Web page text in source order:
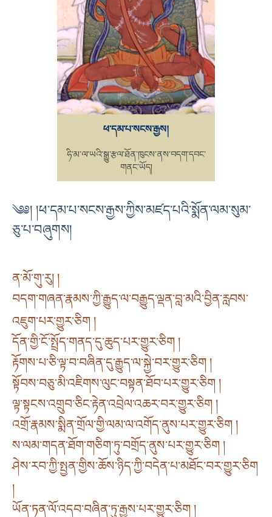
ཕ་དམ་པ་སངས་རྒྱས།
ཧི་མ་ལ་ཡའི་སྒྱུ་རྩལ་ཐོན་ཁུངས་ནས་བདག་དབང་
གནང་ཡོད།
༄༅། །ཕ་དམ་པ་སངས་རྒྱས་ཀྱིས་མཛད་པའི་སྨོན་ལམ་སུམ་
ཅུ་པ་བཞུགས།
ན་མོ་གུ་རུ། །
བདག་གཞན་རྣམས་ཀྱི་རྒྱུད་ལ་བརྒྱུད་ལྡན་བླ་མའི་བྱིན་རླབས་
འཇུག་པར་གྱུར་ཅིག །
དོན་གྱི་ངོ་སྤྲོད་གནད་དུ་ཆུད་པར་གྱུར་ཅིག །
རྟོགས་པ་ཅི་ལྟ་བ་བཞིན་དུ་རྒྱུད་ལ་སྐྱེ་བར་གྱུར་ཅིག །
སྟོབས་བཅུ་མི་འཇིགས་ལུང་བསྟན་ཐོབ་པར་གྱུར་ཅིག །
ལྟ་སྟངས་འགྲུབ་ཅིང་རྟེན་འབྲེལ་འཆར་བར་གྱུར་ཅིག །
འགྲོ་རྣམས་སྨིན་གྲོལ་གྱི་ལམ་ལ་འགོད་ནུས་པར་གྱུར་ཅིག །
ས་ལམ་གདན་ཐོག་གཅིག་ཏུ་བགྲོད་ནུས་པར་གྱུར་ཅིག །
ཤེས་རབ་ཀྱི་སྤྱན་གྱིས་ཆོས་ཉིད་ཀྱི་བདེན་པ་མཐོང་བར་གྱུར་ཅིག
།
ཡོན་ཏན་ལོ་འདབ་བཞིན་ཏུ་རྒྱས་པར་གྱུར་ཅིག །